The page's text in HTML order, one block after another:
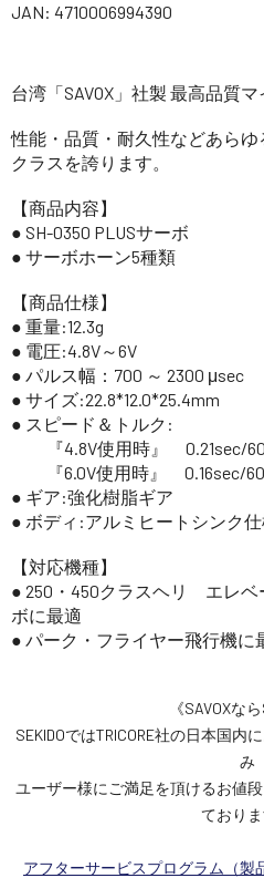
JAN: 4710006994390
台湾「SAVOX」社製 最高品質
性能・品質・耐久性などあら
クラスを誇ります。
【商品内容】
● SH-0350 PLUSサーボ
● サーボホーン5種類
【商品仕様】
● 重量:12.3g
● 電圧:4.8V～6V
● パルス幅：700 ～ 2300 μsec
● サイズ:22.8*12.0*25.4mm
● スピード＆トルク:
『4.8V使用時』 0.21sec/
『6.0V使用時』 0.16sec/
● ギア:強化樹脂ギア
● ボディ:アルミヒートシンク
【対応機種】
● 250・450クラスヘリ エレ
ボに最適
● パーク・フライヤー飛行機に
《SAVOXなら
SEKIDOではTRICORE社の日本国
み
ユーザー様にご満足を頂けるお値
ておりま
アフターサービスプログラム（製